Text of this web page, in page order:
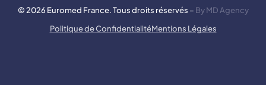
© 2026 Euromed France. Tous droits réservés – By MD Agency
Politique de ConfidentialitéMentions Légales